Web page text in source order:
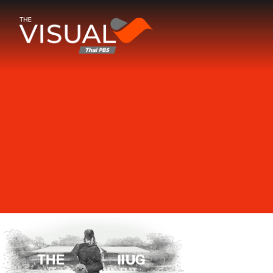
ข้ามไปยังเนื้อหา